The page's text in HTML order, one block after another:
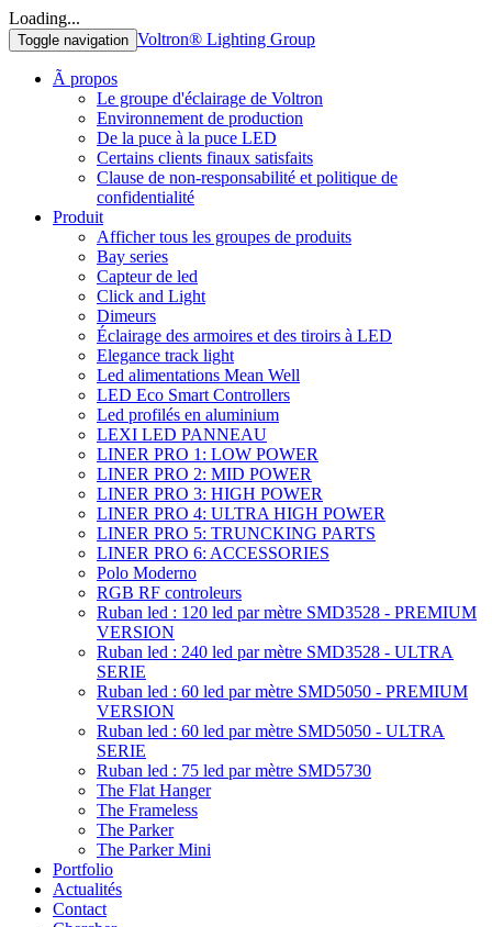
Loading...
Toggle navigation Voltron® Lighting Group
Ã propos
Le groupe d'éclairage de Voltron
Environnement de production
De la puce à la puce LED
Certains clients finaux satisfaits
Clause de non-responsabilité et politique de
confidentialité
Produit
Afficher tous les groupes de produits
Bay series
Capteur de led
Click and Light
Dimeurs
Éclairage des armoires et des tiroirs à LED
Elegance track light
Led alimentations Mean Well
LED Eco Smart Controllers
Led profilés en aluminium
LEXI LED PANNEAU
LINER PRO 1: LOW POWER
LINER PRO 2: MID POWER
LINER PRO 3: HIGH POWER
LINER PRO 4: ULTRA HIGH POWER
LINER PRO 5: TRUNCKING PARTS
LINER PRO 6: ACCESSORIES
Polo Moderno
RGB RF controleurs
Ruban led : 120 led par mètre SMD3528 - PREMIUM
VERSION
Ruban led : 240 led par mètre SMD3528 - ULTRA
SERIE
Ruban led : 60 led par mètre SMD5050 - PREMIUM
VERSION
Ruban led : 60 led par mètre SMD5050 - ULTRA
SERIE
Ruban led : 75 led par mètre SMD5730
The Flat Hanger
The Frameless
The Parker
The Parker Mini
Portfolio
Actualités
Contact